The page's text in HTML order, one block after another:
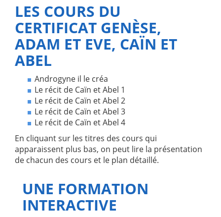
LES COURS DU
CERTIFICAT GENÈSE,
ADAM ET EVE, CAÏN ET
ABEL
Androgyne il le créa
Le récit de Caïn et Abel 1
Le récit de Caïn et Abel 2
Le récit de Caïn et Abel 3
Le récit de Caïn et Abel 4
En cliquant sur les titres des cours qui
apparaissent plus bas, on peut lire la présentation
de chacun des cours et le plan détaillé.
UNE FORMATION
INTERACTIVE